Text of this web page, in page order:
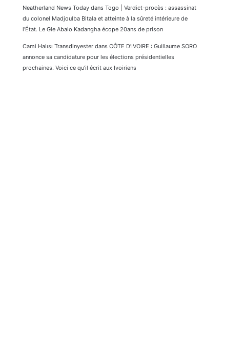
Neatherland News Today dans Togo | Verdict-procès : assassinat
du colonel Madjoulba Bitala et atteinte à la sûreté intérieure de
l’État. Le Gle Abalo Kadangha écope 20ans de prison
Cami Halısı Transdinyester dans CÔTE D’IVOIRE : Guillaume SORO
annonce sa candidature pour les élections présidentielles
prochaines. Voici ce qu’il écrit aux Ivoiriens